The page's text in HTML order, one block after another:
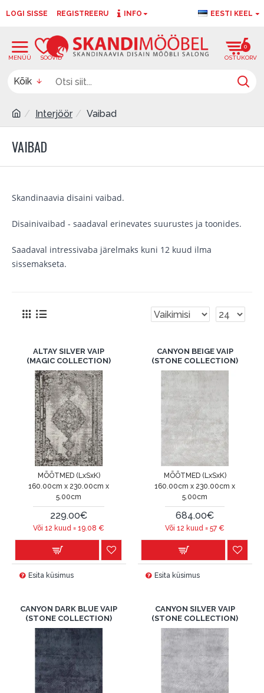
LOGI SISSE REGISTREERU INFO EESTI KEEL
0
Kõik
Interjöör Vaibad
VAIBAD
Skandinaavia disaini vaibad.
Disainivaibad - saadaval erinevates suurustes ja toonides.
Saadaval intressivaba järelmaks kuni 12 kuud ilma
sissemakseta.
ALTAY SILVER VAIP
(MAGIC COLLECTION)
MÕÕTMED (LxSxK)
160.00cm x 230.00cm x
5.00cm
229.00€
Või 12 kuud =19.08 €
Esita küsimus
CANYON BEIGE VAIP
(STONE COLLECTION)
MÕÕTMED (LxSxK)
160.00cm x 230.00cm x
5.00cm
684.00€
Või 12 kuud =57 €
Esita küsimus
CANYON DARK BLUE VAIP
(STONE COLLECTION)
CANYON SILVER VAIP
(STONE COLLECTION)